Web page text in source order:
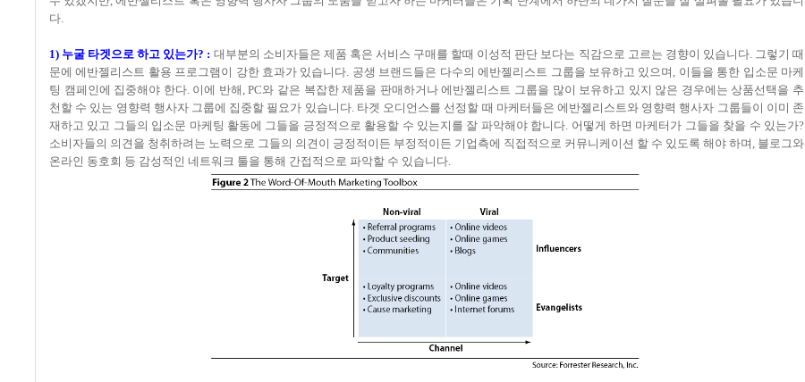
다.
1) 누굴 타겟으로 하고 있는가? : 대부분의 소비자들은 제품 혹은 서비스 구매를 할때 이성적 판단 보다는 직감으로 고르는 경향이 있습니다. 그렇기 때
문에 에반젤리스트 활용 프로그램이 강한 효과가 있습니다. 공생 브랜드들은 다수의 에반젤리스트 그룹을 보유하고 있으며, 이들을 통한 입소문 마케
팅 캠페인에 집중해야 한다. 이에 반해, PC와 같은 복잡한 제품을 판매하거나 에반젤리스트 그룹을 많이 보유하고 있지 않은 경우에는 상품선택을 추
천할 수 있는 영향력 행사자 그룹에 집중할 필요가 있습니다. 타겟 오디언스를 선정할 때 마케터들은 에반젤리스트와 영향력 행사자 그룹들이 이미 존
재하고 있고 그들의 입소문 마케팅 활동에 그들을 긍정적으로 활용할 수 있는지를 잘 파악해야 합니다. 어떻게 하면 마케터가 그들을 찾을 수 있는가?
소비자들의 의견을 청취하려는 노력으로 그들의 의견이 긍정적이든 부정적이든 기업측에 직접적으로 커뮤니케이션 할 수 있도록 해야 하며, 블로그와
온라인 동호회 등 감성적인 네트워크 툴을 통해 간접적으로 파악할 수 있습니다.